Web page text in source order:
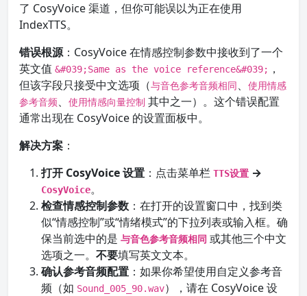
了 CosyVoice 渠道，但你可能误以为正在使用
IndexTTS。
错误根源：CosyVoice 在情感控制参数中接收到了一个
英文值 &#039;Same as the voice reference&#039; ，
但该字段只接受中文选项（与音色参考音频相同 、
使用情感
参考音频、 使用情感向量控制 其中之一）。这个错误配置
通常出现在 CosyVoice 的设置面板中。
解决方案 ：
打开 CosyVoice 设置 ：点击菜单栏 TTS设置 →
CosyVoice。
检查情感控制参数 ：在打开的设置窗口中，找到类
似“情感控制”或“情绪模式”的下拉列表或输入框。确
保当前选中的是 与音色参考音频相同 或其他三个中文
选项之一。 不要填写英文文本。
确认参考音频配置 ：如果你希望使用自定义参考音
频（如 Sound_005_90.wav），请在 CosyVoice 设